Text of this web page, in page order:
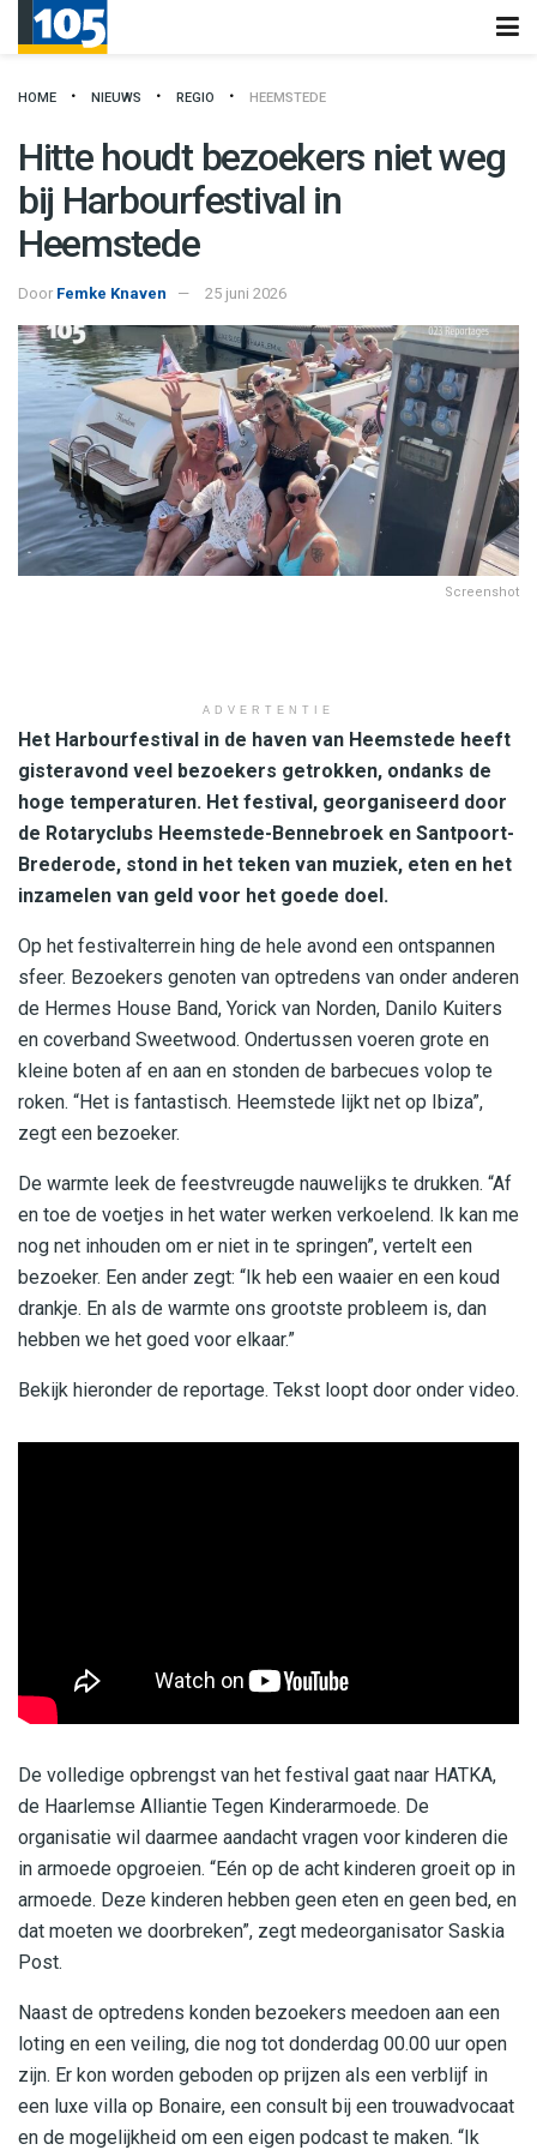
HOME NIEUWS REGIO HEEMSTEDE
Hitte houdt bezoekers niet weg
bij Harbourfestival in
Heemstede
Door Femke Knaven 25 juni 2026
Screenshot
ADVERTENTIE
Het Harbourfestival in de haven van Heemstede heeft
gisteravond veel bezoekers getrokken, ondanks de
hoge temperaturen. Het festival, georganiseerd door
de Rotaryclubs Heemstede-Bennebroek en Santpoort-
Brederode, stond in het teken van muziek, eten en het
inzamelen van geld voor het goede doel.
Op het festivalterrein hing de hele avond een ontspannen
sfeer. Bezoekers genoten van optredens van onder anderen
de Hermes House Band, Yorick van Norden, Danilo Kuiters
en coverband Sweetwood. Ondertussen voeren grote en
kleine boten af en aan en stonden de barbecues volop te
roken. “Het is fantastisch. Heemstede lijkt net op Ibiza”,
zegt een bezoeker.
De warmte leek de feestvreugde nauwelijks te drukken. “Af
en toe de voetjes in het water werken verkoelend. Ik kan me
nog net inhouden om er niet in te springen”, vertelt een
bezoeker. Een ander zegt: “Ik heb een waaier en een koud
drankje. En als de warmte ons grootste probleem is, dan
hebben we het goed voor elkaar.”
Bekijk hieronder de reportage. Tekst loopt door onder video.
De volledige opbrengst van het festival gaat naar HATKA,
de Haarlemse Alliantie Tegen Kinderarmoede. De
organisatie wil daarmee aandacht vragen voor kinderen die
in armoede opgroeien. “Eén op de acht kinderen groeit op in
armoede. Deze kinderen hebben geen eten en geen bed, en
dat moeten we doorbreken”, zegt medeorganisator Saskia
Post.
Naast de optredens konden bezoekers meedoen aan een
loting en een veiling, die nog tot donderdag 00.00 uur open
zijn. Er kon worden geboden op prijzen als een verblijf in
een luxe villa op Bonaire, een consult bij een trouwadvocaat
en de mogelijkheid om een eigen podcast te maken. “Ik